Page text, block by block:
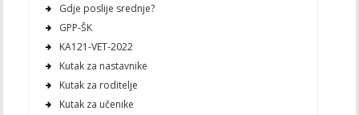
Gdje poslije srednje?
GPP-ŠK
KA121-VET-2022
Kutak za nastavnike
Kutak za roditelje
Kutak za učenike